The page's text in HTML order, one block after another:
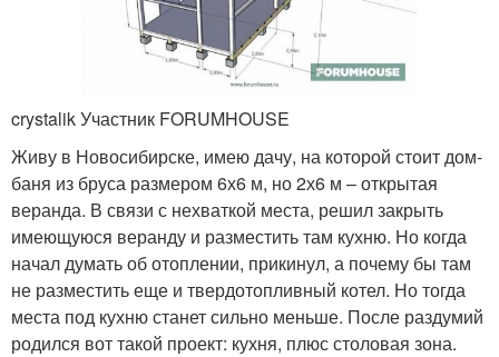
crystalik Участник FORUMHOUSE
Живу в Новосибирске, имею дачу, на которой стоит дом-
баня из бруса размером 6х6 м, но 2х6 м – открытая
веранда. В связи с нехваткой места, решил закрыть
имеющуюся веранду и разместить там кухню. Но когда
начал думать об отоплении, прикинул, а почему бы там
не разместить еще и твердотопливный котел. Но тогда
места под кухню станет сильно меньше. После раздумий
родился вот такой проект: кухня, плюс столовая зона.